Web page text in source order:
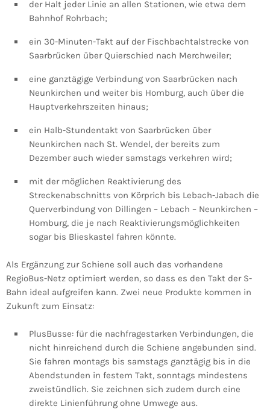
der Halt jeder Linie an allen Stationen, wie etwa dem
Bahnhof Rohrbach;
ein 30-Minuten-Takt auf der Fischbachtalstrecke von
Saarbrücken über Quierschied nach Merchweiler;
eine ganztägige Verbindung von Saarbrücken nach
Neunkirchen und weiter bis Homburg, auch über die
Hauptverkehrszeiten hinaus;
ein Halb-Stundentakt von Saarbrücken über
Neunkirchen nach St. Wendel, der bereits zum
Dezember auch wieder samstags verkehren wird;
mit der möglichen Reaktivierung des
Streckenabschnitts von Körprich bis Lebach-Jabach die
Querverbindung von Dillingen – Lebach – Neunkirchen –
Homburg, die je nach Reaktivierungsmöglichkeiten
sogar bis Blieskastel fahren könnte.
Als Ergänzung zur Schiene soll auch das vorhandene
RegioBus-Netz optimiert werden, so dass es den Takt der S-
Bahn ideal aufgreifen kann. Zwei neue Produkte kommen in
Zukunft zum Einsatz:
PlusBusse: für die nachfragestarken Verbindungen, die
nicht hinreichend durch die Schiene angebunden sind.
Sie fahren montags bis samstags ganztägig bis in die
Abendstunden in festem Takt, sonntags mindestens
zweistündlich. Sie zeichnen sich zudem durch eine
direkte Linienführung ohne Umwege aus.